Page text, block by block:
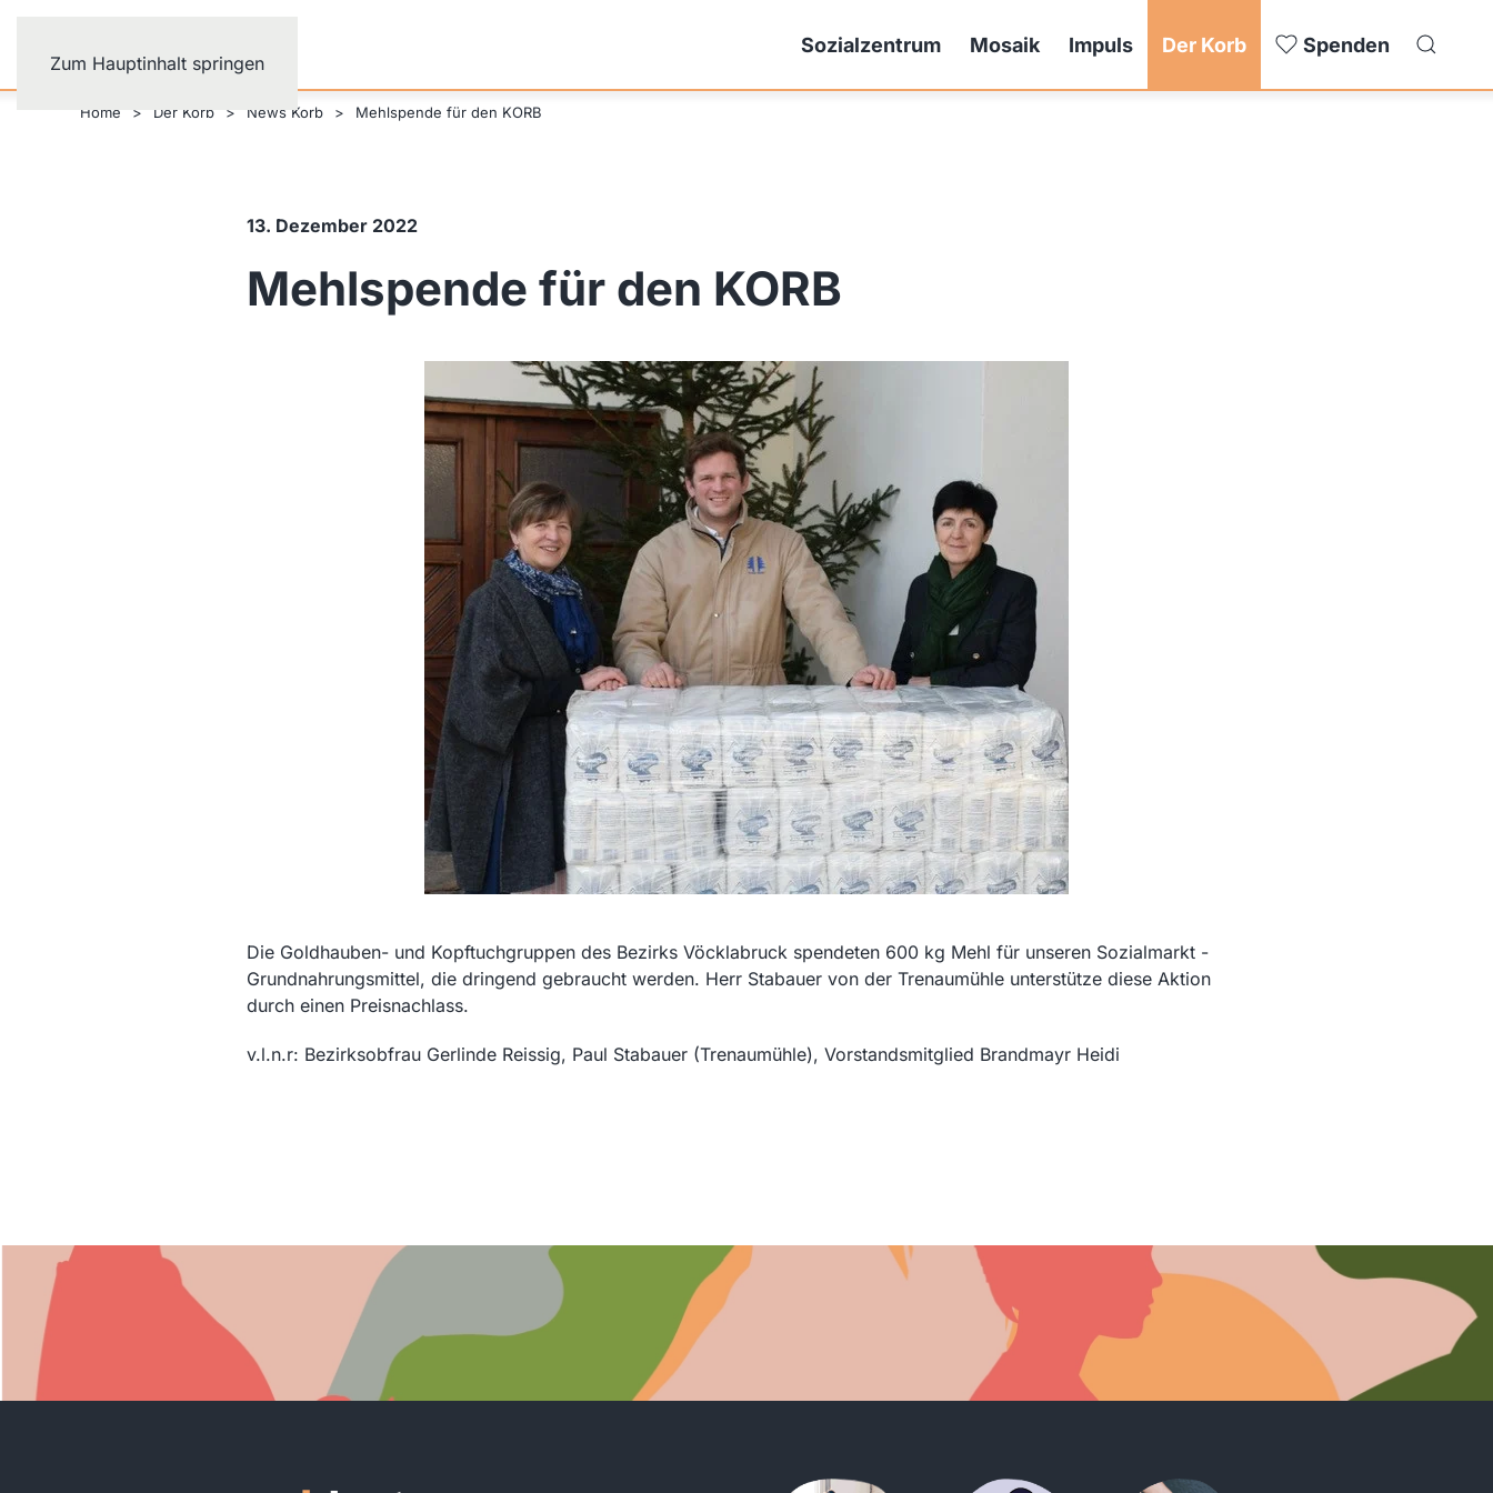
Zum Hauptinhalt springen
Sozialzentrum Mosaik Impuls Der Korb Spenden
Home Der Korb News Korb Mehlspende für den KORB
13. Dezember 2022
Mehlspende für den KORB
Die Goldhauben- und Kopftuchgruppen des Bezirks Vöcklabruck spendeten 600 kg Mehl für unseren Sozialmarkt -
Grundnahrungsmittel, die dringend gebraucht werden. Herr Stabauer von der Trenaumühle unterstütze diese Aktion
durch einen Preisnachlass.
v.l.n.r: Bezirksobfrau Gerlinde Reissig, Paul Stabauer (Trenaumühle), Vorstandsmitglied Brandmayr Heidi